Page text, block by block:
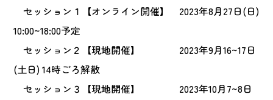
セッション１【オンライン開催】 2023年8月27日(日)
10:00~18:00予定
セッション２【現地開催】 2023年9月16~17日
(土日) 14時ごろ解散
セッション３【現地開催】 2023年10月7~8日